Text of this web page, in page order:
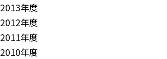
2013年度
2012年度
2011年度
2010年度